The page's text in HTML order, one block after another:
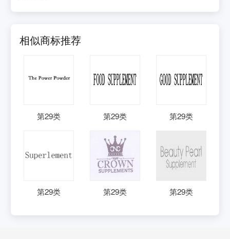
相似商标推荐
第29类 第29类 第29类
第29类 第29类 第29类